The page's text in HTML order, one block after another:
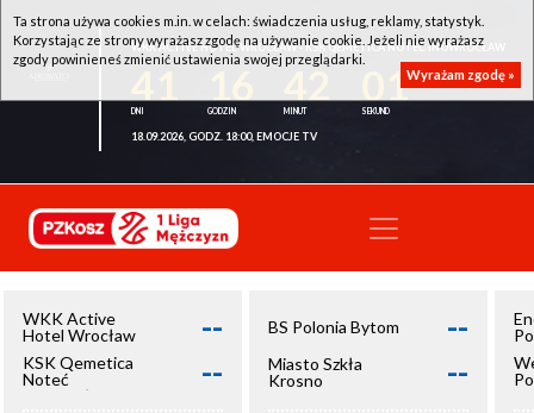
WKK ACTIVE HOTEL WROCŁAW - KSK QEMETICA NOTEĆ INOWROCŁAW
01
18.09.2026, GODZ. 18:00, EMOCJE TV
WKK Active
Hotel Wrocław
--
KSK Qemetica
Noteć
Inowrocław
--
BS Polonia Bytom --
Miasto Szkła
Krosno
--
Ta strona używa cookies m.in. w celach: świadczenia usług, reklamy, statystyk.
Korzystając ze strony wyrażasz zgodę na używanie cookie. Jeżeli nie wyrażasz
zgody powinieneś zmienić ustawienia swojej przeglądarki.
Wyrażam zgodę »